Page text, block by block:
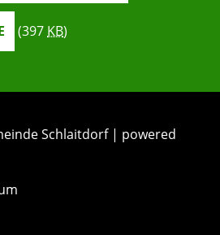
(397 KB)
Schlaitdorf | powered